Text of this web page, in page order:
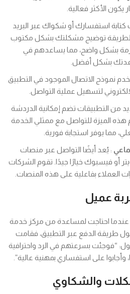
يكون الأكثر فعالية.
كتابة استفسارك أو شكواك عبر البريد
الطريقة توضيح مشكلتك بشكل مكتوب
بشكل واضح، مما يساعدهم في
بشكل أفضل.
نموذج الاتصال الموجود في التطبيق
لتسهيل عملية التواصل.
من التطبيقات تضم إمكانية الدردشة
هذه الميزة للتواصل مع ممثلي الخدمة
مما يوفر استجابة فورية.
: يُعد أيضًا التواصل عبر منصات
أو فيسبوك خيارًا جيدًا. تقوم الشركات
العملاء بفاعلية على هذه المنصات.
عميل
عندما احتاجت لمساعدة من مركز خدمة
طريقة الدفع عبر التطبيق، فقامت
“فوجئت بسرعتهم في الرد واحترافية
وأجابوا على استفساري بمهنية عالية”.
والشكاوي